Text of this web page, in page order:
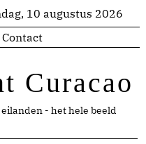
10 augustus 2026
Contact
Curacao
- het hele beeld